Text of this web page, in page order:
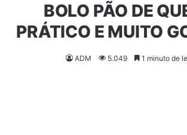
BOLO PÃO DE
PRÁTICO E MUITO
ADM 5.049 1 minuto de